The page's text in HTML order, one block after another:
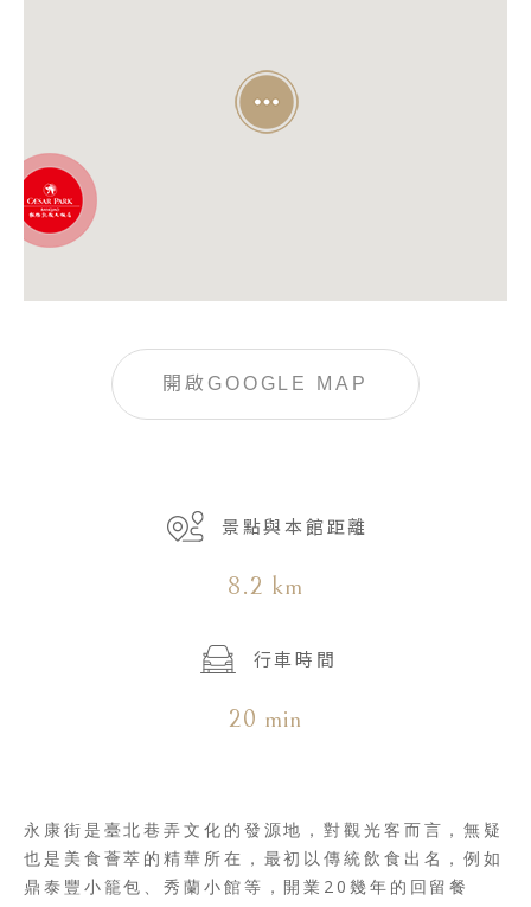
開啟GOOGLE MAP
景點與本館距離
8.2 km
行車時間
20 min
永康街是臺北巷弄文化的發源地，對觀光客而言，無疑
也是美食薈萃的精華所在，最初以傳統飲食出名，例如
鼎泰豐小籠包、秀蘭小館等，開業20幾年的回留餐